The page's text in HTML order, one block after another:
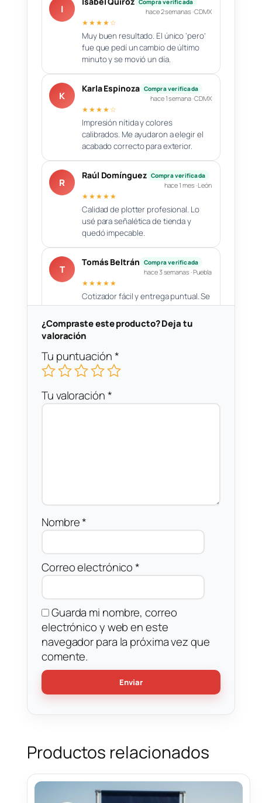
I hace 2 semanas · CDMX
★★★★☆
Muy buen resultado. El único ‘pero’
fue que pedí un cambio de último
minuto y se movió un día.
K
Karla Espinoza Compra verificada
hace 1 semana · CDMX
★★★★☆
Impresión nítida y colores
calibrados. Me ayudaron a elegir el
acabado correcto para exterior.
R
Raúl Domínguez Compra verificada
hace 1 mes · León
★★★★★
Calidad de plotter profesional. Lo
usé para señalética de tienda y
quedó impecable.
T
Tomás Beltrán Compra verificada
hace 3 semanas · Puebla
★★★★★
Cotizador fácil y entrega puntual. Se
nota que revisan los archivos antes
de producir.
¿Compraste este producto? Deja tu
valoración
Tu puntuación*
Tu valoración*
Nombre*
Correo electrónico*
Guarda mi nombre, correo
electrónico y web en este
navegador para la próxima vez que
comente.
Productos relacionados